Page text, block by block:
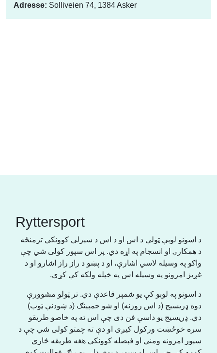
Adresse: Solliveien 74, 1384 Asker
Ryttersport
د اسونو لوبې ټولې د اس او د اس د سپرلي کوونکي ترمنځه
د همکارۍ او انسجام په اړه دي. پر اس سپور کولی شي چې
واګو په وسیله لاسي اشارې، او د پښو د راز راز اشارو او د
غږیز امرونو په وسیله اس په خپله ولکه کې کړي.
د اسونو په لوبو کې یو شمېر قاعدې دي. تر ټولو مشوورې
دوه ډریسیج (د اس روزنه) او شو جمپینګ (د ښودنې ټوپ)
دي. ډریسیج یو داسې فن دی چې اس ته په خاصو طریقو
سره خوځښت ورکول کیږی او دې ته چمتو کولی شي چې د
سپور امرونه ومني او فېصله کوونکي هغه طریقه څاري